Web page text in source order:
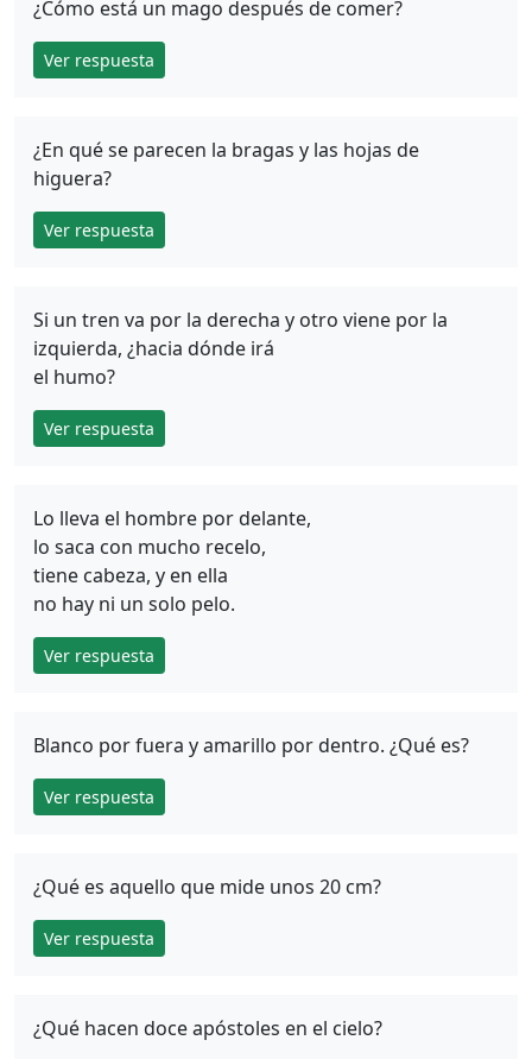
¿Cómo está un mago después de comer?
Ver respuesta
¿En qué se parecen la bragas y las hojas de
higuera?
Ver respuesta
Si un tren va por la derecha y otro viene por la
izquierda, ¿hacia dónde irá
el humo?
Ver respuesta
Lo lleva el hombre por delante,
lo saca con mucho recelo,
tiene cabeza, y en ella
no hay ni un solo pelo.
Ver respuesta
Blanco por fuera y amarillo por dentro. ¿Qué es?
Ver respuesta
¿Qué es aquello que mide unos 20 cm?
Ver respuesta
¿Qué hacen doce apóstoles en el cielo?